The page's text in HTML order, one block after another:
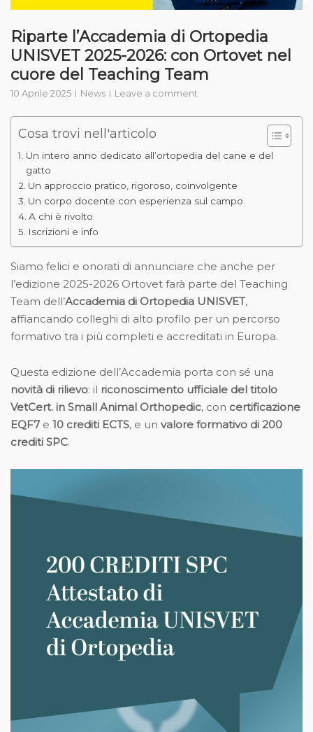
Riparte l’Accademia di Ortopedia
UNISVET 2025-2026: con Ortovet nel
cuore del Teaching Team
10 Aprile 2025 News Leave a comment
Cosa trovi nell'articolo
Un intero anno dedicato all’ortopedia del cane e del
gatto
Un approccio pratico, rigoroso, coinvolgente
Un corpo docente con esperienza sul campo
A chi è rivolto
Iscrizioni e info
Siamo felici e onorati di annunciare che anche per
l’edizione 2025-2026 Ortovet farà parte del Teaching
Team dell’Accademia di Ortopedia UNISVET,
affiancando colleghi di alto profilo per un percorso
formativo tra i più completi e accreditati in Europa.
Questa edizione dell’Accademia porta con sé una
novità di rilievo: il riconoscimento ufficiale del titolo
VetCert. in Small Animal Orthopedic, con certificazione
EQF7 e 10 crediti ECTS, e un valore formativo di 200
crediti SPC.